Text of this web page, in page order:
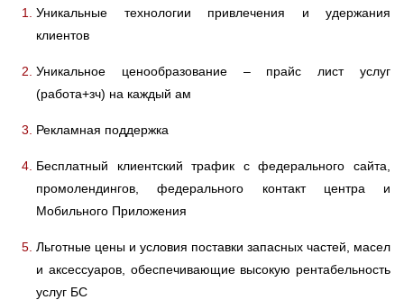
Уникальные технологии привлечения и удержания
клиентов
Уникальное ценообразование – прайс лист услуг
(работа+зч) на каждый ам
Рекламная поддержка
Бесплатный клиентский трафик с федерального сайта,
промолендингов, федерального контакт центра и
Мобильного Приложения
Льготные цены и условия поставки запасных частей, масел
и аксессуаров, обеспечивающие высокую рентабельность
услуг БС